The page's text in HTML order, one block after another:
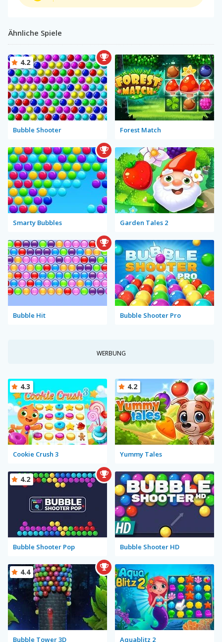
Ähnliche Spiele
Bubble Shooter
4.2
Forest Match
Smarty Bubbles Garden Tales 2
Bubble Hit Bubble Shooter Pro
WERBUNG
Cookie Crush 3
4.3
Yummy Tales
4.2
Bubble Shooter Pop
4.2
Bubble Shooter HD
Bubble Tower 3D
4.4
Aquablitz 2